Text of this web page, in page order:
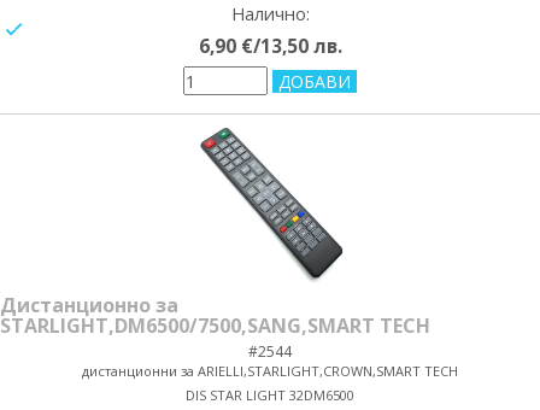
Налично:
6,90 €/13,50 лв.
Дистанционно за
STARLIGHT,DM6500/7500,SANG,SMART TECH
#2544
дистанционни за ARIELLI,STARLIGHT,CROWN,SMART TECH
DIS STAR LIGHT 32DM6500